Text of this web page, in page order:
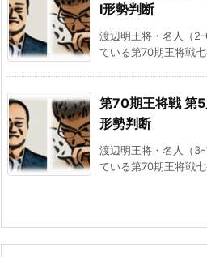
I形勢判断
渡辺明王将・名人（
ている第70期王将戦
第70期王将戦 第
形勢判断
渡辺明王将・名人（
ている第70期王将戦